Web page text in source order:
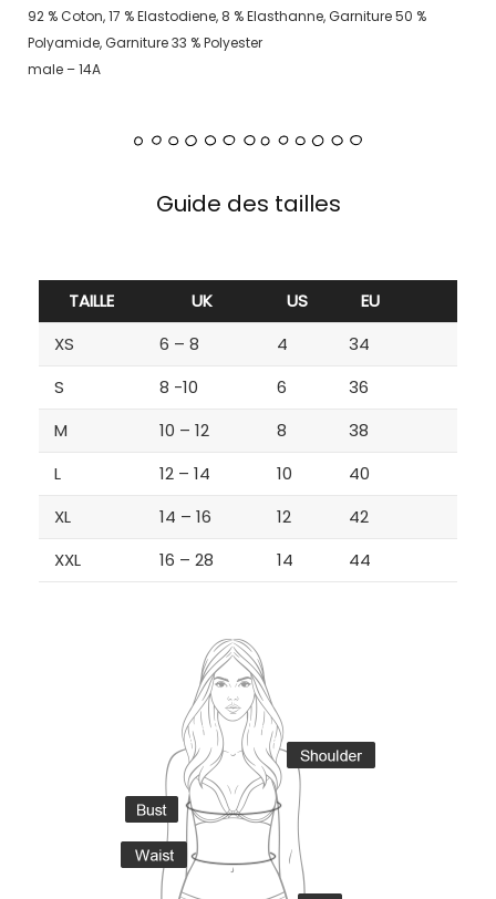
92 % Coton, 17 % Elastodiene, 8 % Elasthanne, Garniture 50 %
Polyamide, Garniture 33 % Polyester
male – 14A
Guide des tailles
TAILLE UK US
EU
XS
6 – 8 4
34
S
8 -10 6
36
M
10 – 12 8
38
L
12 – 14 10
40
XL
14 – 16 12
42
XXL
16 – 28 14 44